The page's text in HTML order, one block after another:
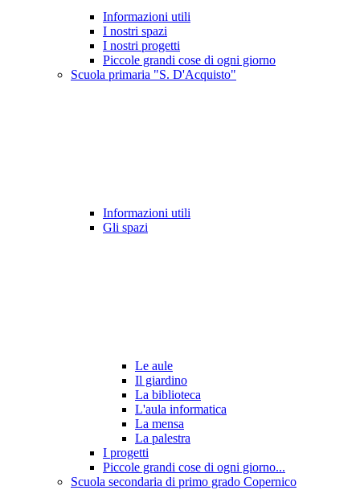
Informazioni utili
I nostri spazi
I nostri progetti
Piccole grandi cose di ogni giorno
Scuola primaria "S. D'Acquisto"
Informazioni utili
Gli spazi
Le aule
Il giardino
La biblioteca
L'aula informatica
La mensa
La palestra
I progetti
Piccole grandi cose di ogni giorno...
Scuola secondaria di primo grado Copernico